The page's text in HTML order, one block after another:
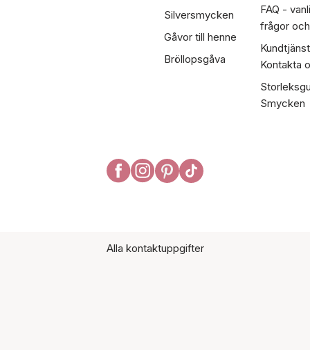
Silversmycken
Gåvor till henne
Bröllopsgåva
FAQ -
frågor
Kontakta
Smycken
Alla kontaktuppgifter